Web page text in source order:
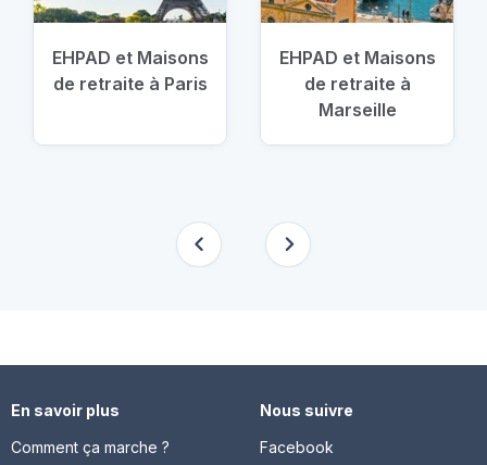
EHPAD et Maisons
de retraite à Paris
EHPAD et Maisons
de retraite à
Marseille
En savoir plus
Comment ça marche ?
Nous suivre
Facebook